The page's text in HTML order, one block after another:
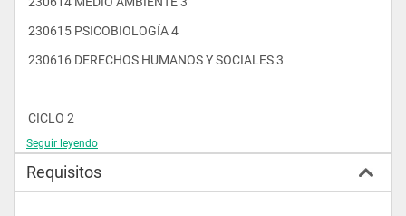
En la dimensión personal y social
Área Complementaria (AC)
1.0 Demostrar una sólida formación científico-humanista y
responsabilidad social y los desafíos del mundo circundante
En la Dimensión Profesional
Área Básica (AB)
2.0 Demostrar una sólida formación en las ciencias básicas
230615 PSICOBIOLOGÍA 4
230616 DERECHOS HUMANOS Y SOCIALES 3
CICLO 2
Curso Nombre del Curso Creditos Sílabo
230621 ESTADÍSTICA 4
Seguir leyendo
Requisitos